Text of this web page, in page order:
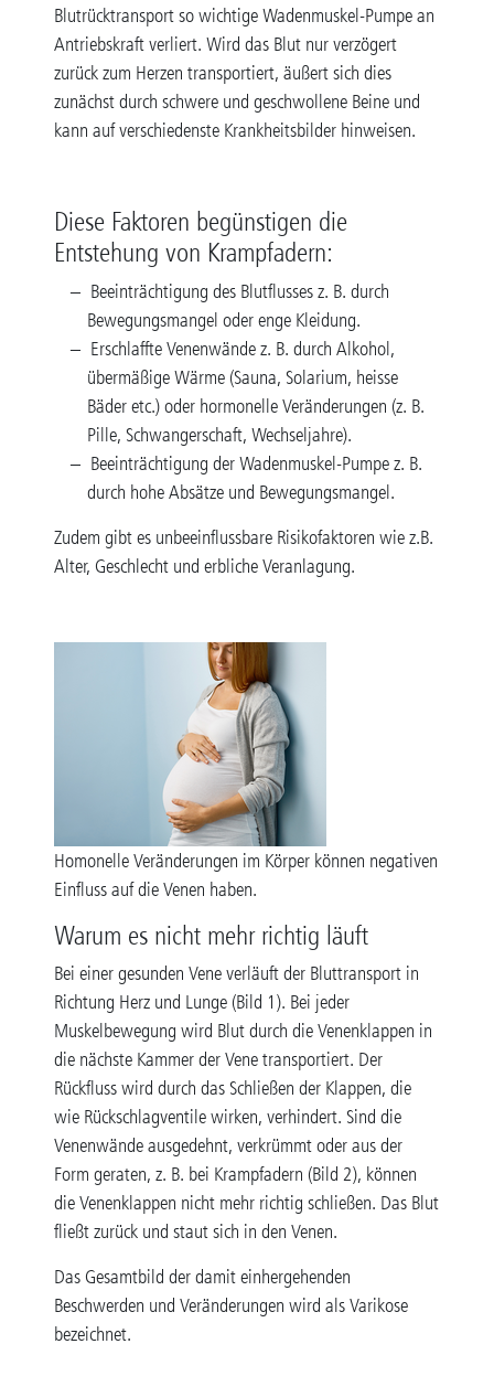
Blutrücktransport so wichtige Wadenmuskel-Pumpe an
Antriebskraft verliert. Wird das Blut nur verzögert
zurück zum Herzen transportiert, äußert sich dies
zunächst durch schwere und geschwollene Beine und
kann auf verschiedenste Krankheitsbilder hinweisen.
Diese Faktoren begünstigen die
Entstehung von Krampfadern:
Beeinträchtigung des Blutflusses z. B. durch
Bewegungsmangel oder enge Kleidung.
Erschlaffte Venenwände z. B. durch Alkohol,
übermäßige Wärme (Sauna, Solarium, heisse
Bäder etc.) oder hormonelle Veränderungen (z. B.
Pille, Schwangerschaft, Wechseljahre).
Beeinträchtigung der Wadenmuskel-Pumpe z. B.
durch hohe Absätze und Bewegungsmangel.
Zudem gibt es unbeeinflussbare Risikofaktoren wie z.B.
Alter, Geschlecht und erbliche Veranlagung.
Homonelle Veränderungen im Körper können negativen
Einfluss auf die Venen haben.
Warum es nicht mehr richtig läuft
Bei einer gesunden Vene verläuft der Bluttransport in
Richtung Herz und Lunge (Bild 1). Bei jeder
Muskelbewegung wird Blut durch die Venenklappen in
die nächste Kammer der Vene transportiert. Der
Rückfluss wird durch das Schließen der Klappen, die
wie Rückschlagventile wirken, verhindert. Sind die
Venenwände ausgedehnt, verkrümmt oder aus der
Form geraten, z. B. bei Krampfadern (Bild 2), können
die Venenklappen nicht mehr richtig schließen. Das Blut
fließt zurück und staut sich in den Venen.
Das Gesamtbild der damit einhergehenden
Beschwerden und Veränderungen wird als Varikose
bezeichnet.